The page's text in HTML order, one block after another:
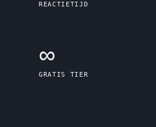
REACTIETIJD
∞
GRATIS TIER